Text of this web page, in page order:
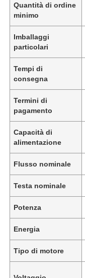
Quantità di ordine
minimo
Imballaggi
particolari
Tempi di
consegna
Termini di
pagamento
Capacità di
alimentazione
Flusso nominale
Testa nominale
Potenza
Energia
Tipo di motore